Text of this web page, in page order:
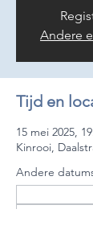
Andere
Tijd en
15 mei 2025,
Kinrooi,
Andere